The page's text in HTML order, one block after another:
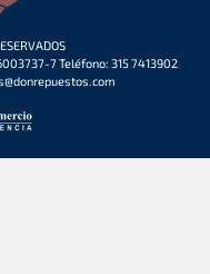
7 Teléfono: 315 7413902